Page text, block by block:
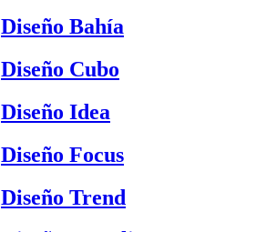
Diseño Bahía
Diseño Cubo
Diseño Idea
Diseño Focus
Diseño Trend